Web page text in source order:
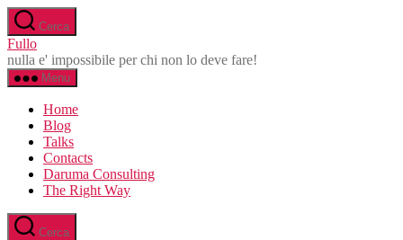
Salta
al
contenuto
Cerca
Fullo
nulla e' impossibile per chi non lo deve fare!
Menu
Home
Blog
Talks
Contacts
Daruma Consulting
The Right Way
Cerca